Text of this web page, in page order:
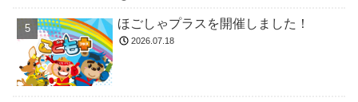
ほごしゃプラスを開催しました！
2026.07.18